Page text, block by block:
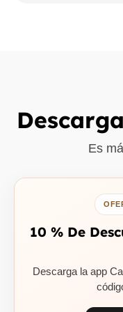
Es
10 % De
Descarga la app